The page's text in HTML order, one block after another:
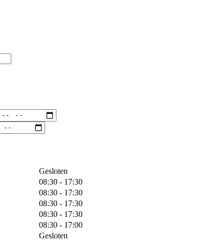
Gesloten
08:30 - 17:30
08:30 - 17:30
08:30 - 17:30
08:30 - 17:30
08:30 - 17:00
Gesloten